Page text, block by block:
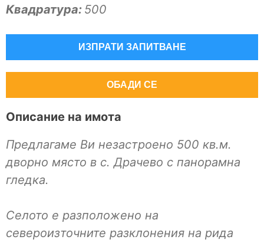
Описание на имота
Предлагаме Ви незастроено 500 кв.м.
дворно място в с. Драчево с панорамна
гледка.
Селото е разположено на
североизточните разклонения на рида
Квадратура: 500
ИЗПРАТИ ЗАПИТВАНЕ
ОБАДИ СЕ